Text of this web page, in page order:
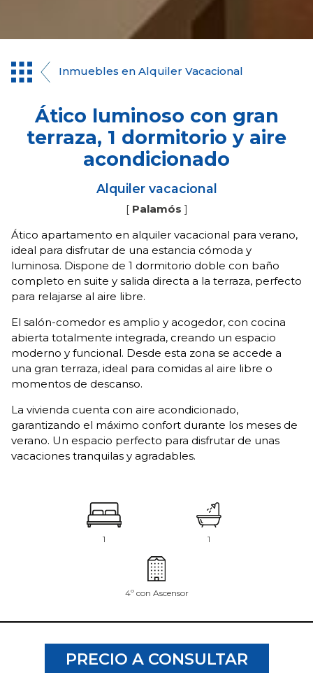
Inmuebles en Alquiler Vacacional
Ático luminoso con gran
terraza, 1 dormitorio y aire
acondicionado
Alquiler vacacional
[ Palamós ]
Ático apartamento en alquiler vacacional para verano,
ideal para disfrutar de una estancia cómoda y
luminosa. Dispone de 1 dormitorio doble con baño
completo en suite y salida directa a la terraza, perfecto
para relajarse al aire libre.
El salón-comedor es amplio y acogedor, con cocina
abierta totalmente integrada, creando un espacio
moderno y funcional. Desde esta zona se accede a
una gran terraza, ideal para comidas al aire libre o
momentos de descanso.
La vivienda cuenta con aire acondicionado,
garantizando el máximo confort durante los meses de
verano. Un espacio perfecto para disfrutar de unas
vacaciones tranquilas y agradables.
1 1
4º con Ascensor
PRECIO A CONSULTAR